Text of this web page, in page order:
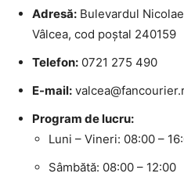
Adresă: Bulevardul
Vâlcea, cod poștal 240159
Telefon: 0721 275 490
E-mail:
Program de lucru:
Luni – Vineri: 08:00 –
Sâmbătă: 08:00 – 12:00